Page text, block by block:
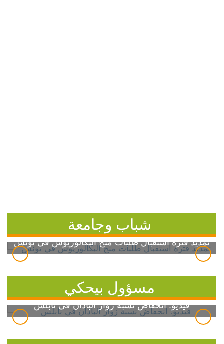
شباب وجامعة
تمديد فترة استقبال طلبات منح البكالوريوس في تونس
مسؤول بيحكي
فيديو: انخفاض نسبة زوار الباذان في نابلس